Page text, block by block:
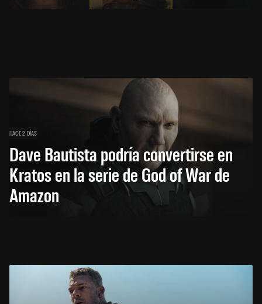
HACE 2 DÍAS
Dave Bautista podría convertirse en
Kratos en la serie de God of War de
Amazon